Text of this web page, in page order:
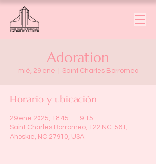
Adoration
mié, 29 ene Saint Charles Borromeo
Horario y ubicación
29 ene 2025, 18:45 – 19:15
Saint Charles Borromeo, 122 NC-561,
Ahoskie, NC 27910, USA